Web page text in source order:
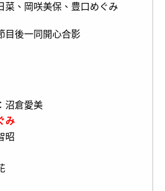
菜、岡咲美保、豊口めぐみ
目後一同開心合影
沼倉愛美
み
昭